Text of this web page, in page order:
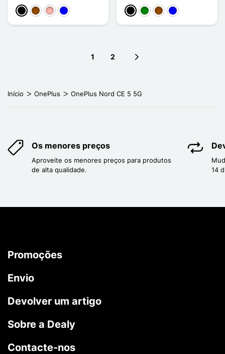
PretoCastanho
Ouro rosa
Azul PretoVerdeCastanho
Azul
1 2
Início OnePlus OnePlus Nord CE 5 5G
Os menores preços
Aproveite os menores preços para produtos
de alta qualidade.
14
Promoções
Envio
Devolver um artigo
Sobre a Dealy
Contacte-nos